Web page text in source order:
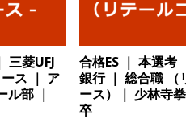
｜ 四国・関東エリアで圧倒的な存在感を
会積極採用企業
[ 2026年5月12日 ] 【 28卒 ｜ 愛知勤務
三菱UFJ
ス ｜ ア
ル部 ｜
合格ES ｜ 本選考
銀行 ｜ 総合職 （
ース）｜ 少林寺
卒